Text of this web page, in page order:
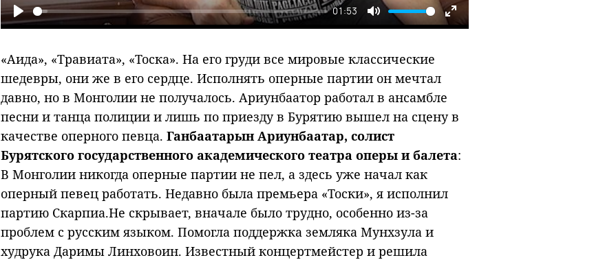
Play
01:53
Mute
Enter
«Аида», «Травиата», «Тоска». На его груди все мировые классические
шедевры, они же в его сердце. Исполнять оперные партии он мечтал
давно, но в Монголии не получалось. Ариунбаатор работал в ансамбле
песни и танца полиции и лишь по приезду в Бурятию вышел на сцену в
качестве оперного певца. Ганбаатарын Ариунбаатар, солист
Бурятского государственного академического театра оперы и балета:
В Монголии никогда оперные партии не пел, а здесь уже начал как
оперный певец работать. Недавно была премьера «Тоски», я исполнил
партию Скарпиа.Не скрывает, вначале было трудно, особенно из-за
проблем с русским языком. Помогла поддержка земляка Мунхзула и
худрука Даримы Линховоин. Известный концертмейстер и решила